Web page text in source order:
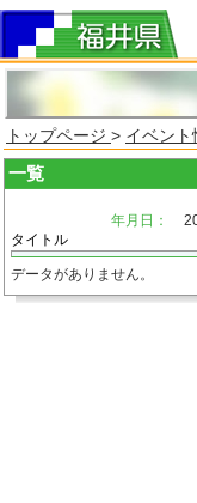
トップページ > イベン
一覧
年月日：
タイトル
データがありません。